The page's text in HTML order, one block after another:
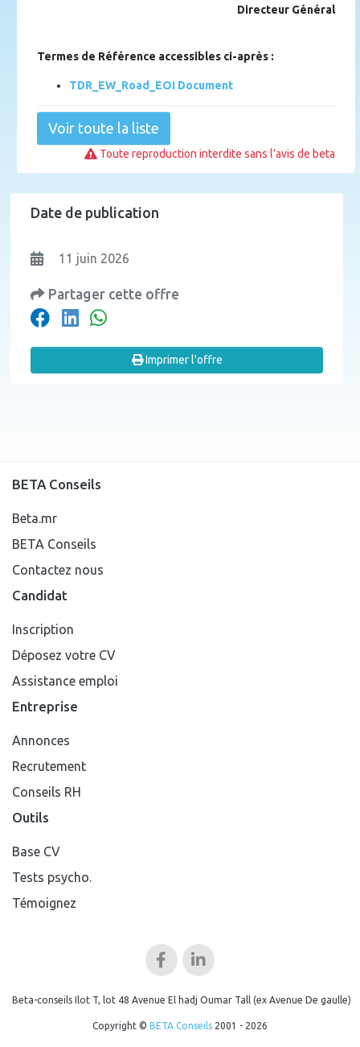
Directeur Général
Termes de Référence accessibles ci-après :
TDR_EW_Road_EOI Document
Voir toute la liste
Toute reproduction interdite sans l’avis de beta
Date de publication
11 juin 2026
Partager cette offre
Imprimer l'offre
BETA Conseils
Beta.mr
BETA Conseils
Contactez nous
Candidat
Inscription
Déposez votre CV
Assistance emploi
Entreprise
Annonces
Recrutement
Conseils RH
Outils
Base CV
Tests psycho.
Témoignez
Beta-conseils Ilot T, lot 48 Avenue El hadj Oumar Tall (ex Avenue De gaulle)
Copyright © BETA Conseils 2001 - 2026